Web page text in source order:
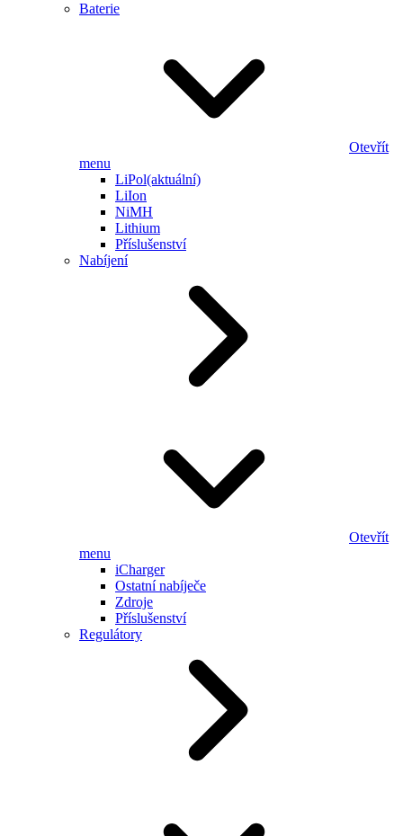
Baterie
Otevřít
menu
LiPol(aktuální)
LiIon
NiMH
Lithium
Příslušenství
Nabíjení
Otevřít
menu
iCharger
Ostatní nabíječe
Zdroje
Příslušenství
Regulátory